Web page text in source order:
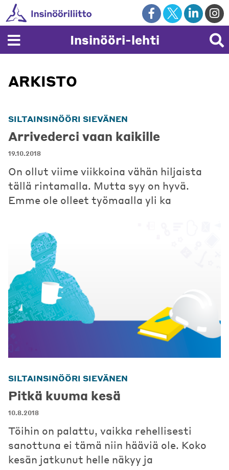
Skip
to
content
Insinööri-lehti
ARKISTO
SILTAINSINÖÖRI SIEVÄNEN
Arrivederci vaan kaikille
19.10.2018
On ollut viime viikkoina vähän hiljaista
tällä rintamalla. Mutta syy on hyvä.
Emme ole olleet työmaalla yli ka
SILTAINSINÖÖRI SIEVÄNEN
Pitkä kuuma kesä
10.8.2018
Töihin on palattu, vaikka rehellisesti
sanottuna ei tämä niin hääviä ole. Koko
kesän jatkunut helle näkyy ja